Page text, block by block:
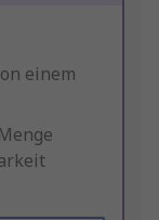
einem